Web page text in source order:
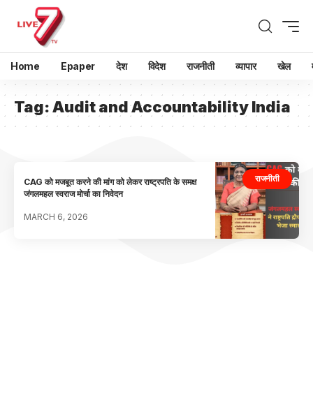
Home Epaper देश विदेश राजनीती व्यापार खेल
Tag:Audit and Accountability India
राजनीती
CAG को मजबूत करने की मांग को लेकर राष्ट्रपति के समक्ष
जंगलमहल स्वराज मोर्चा का निवेदन
MARCH 6, 2026